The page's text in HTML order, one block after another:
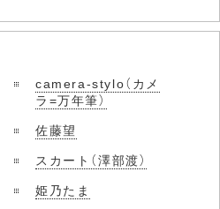
camera-stylo（カメ
ラ=万年筆）
佐藤望
スカート（澤部渡）
姫乃たま